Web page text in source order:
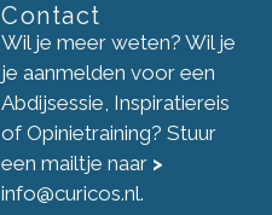
Contact
Wil je meer weten? Wil je
je aanmelden voor een
Abdijsessie, Inspiratiereis
of Opinietraining? Stuur
een mailtje naar >
info@curicos.nl.